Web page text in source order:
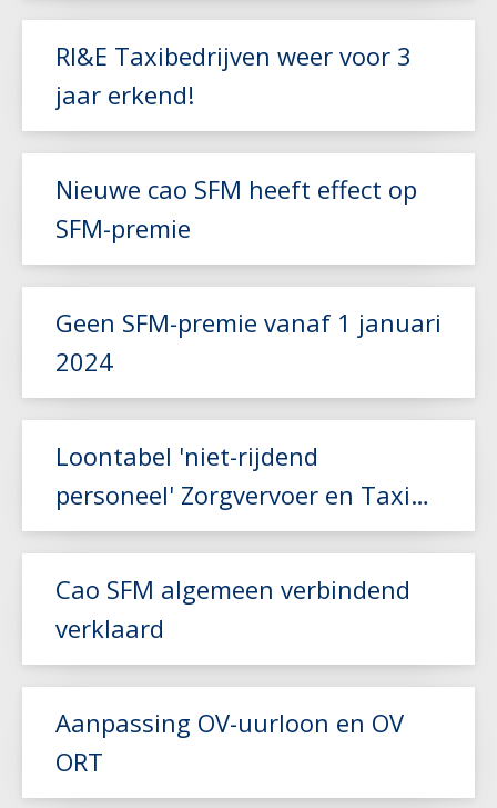
RI&E Taxibedrijven weer voor 3
jaar erkend!
Nieuwe cao SFM heeft effect op
SFM-premie
Geen SFM-premie vanaf 1 januari
2024
Loontabel 'niet-rijdend
personeel' Zorgvervoer en Taxi
aangepast
Cao SFM algemeen verbindend
verklaard
Aanpassing OV-uurloon en OV
ORT